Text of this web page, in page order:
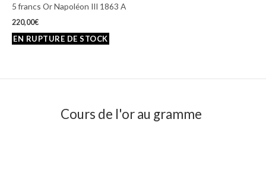
5 francs Or Napoléon III 1863 A
220,00€
Cours de l'or au gramme